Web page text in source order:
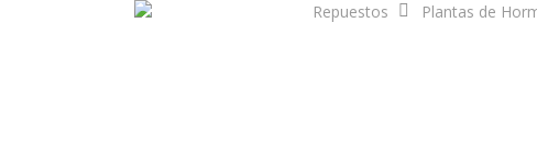
Repuestos Plantas de